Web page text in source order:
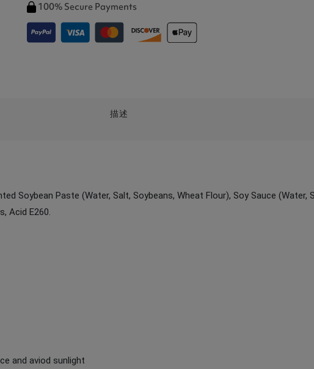
100% Secure Payments
描述
Soybean Paste (Water, Salt, Soybeans, Wheat Flour), Soy Sauce (Water,
Acid E260.
and aviod sunlight